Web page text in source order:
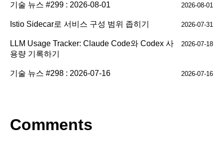
기술 뉴스 #299 : 2026-08-01 2026-08-01
Istio Sidecar로 서비스 구성 범위 좁히기 2026-07-31
LLM Usage Tracker: Claude Code와 Codex 사
용량 기록하기
2026-07-18
기술 뉴스 #298 : 2026-07-16 2026-07-16
Comments